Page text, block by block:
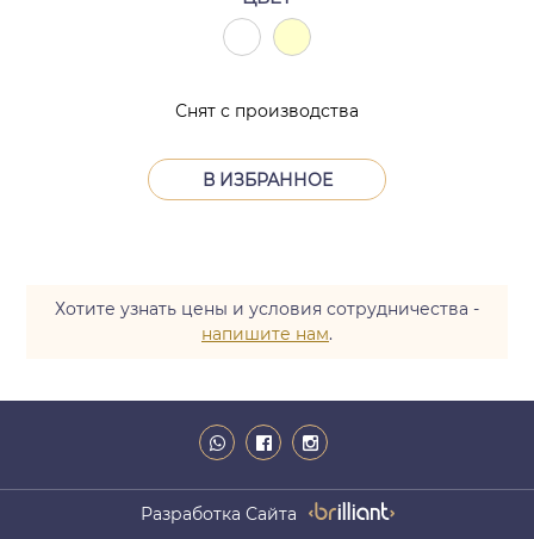
В ИЗБРАННОЕ
Снят с производства
Хотите узнать цены и условия сотрудничества -
напишите нам.
Разработка Сайта